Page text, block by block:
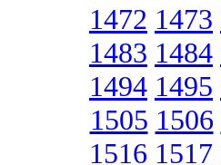
1472 1473
1483 1484
1494 1495
1505 1506
1516 1517